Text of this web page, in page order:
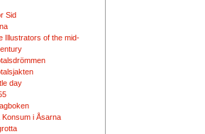
Sid
Illustrators of the mid-
day
Konsum i Åsarna